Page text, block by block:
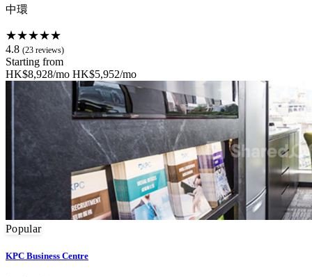
中環
★★★★★
4.8 (23 reviews)
Starting from
HK$8,928/mo HK$5,952/mo
Popular
KPC Business Centre